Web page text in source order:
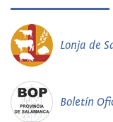
Lonja de
Boletín